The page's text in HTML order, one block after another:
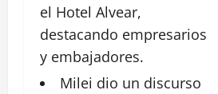
el Hotel Alvear,
destacando empresarios
y embajadores.
Milei dio un discurso